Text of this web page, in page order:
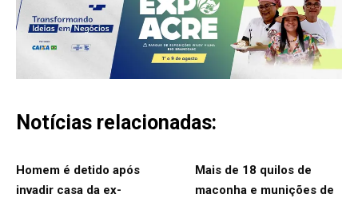
Notícias relacionadas:
Homem é detido após
invadir casa da ex-
Mais de 18 quilos de
maconha e munições de